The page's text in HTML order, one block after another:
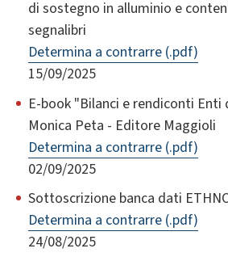
di sostegno in alluminio e
segnalibri
Determina a contrarre (.pdf)
15/09/2025
E-book "Bilanci e rendiconti
Monica Peta - Editore Maggioli
Determina a contrarre (.pdf)
02/09/2025
Sottoscrizione banca dati
Determina a contrarre (.pdf)
24/08/2025